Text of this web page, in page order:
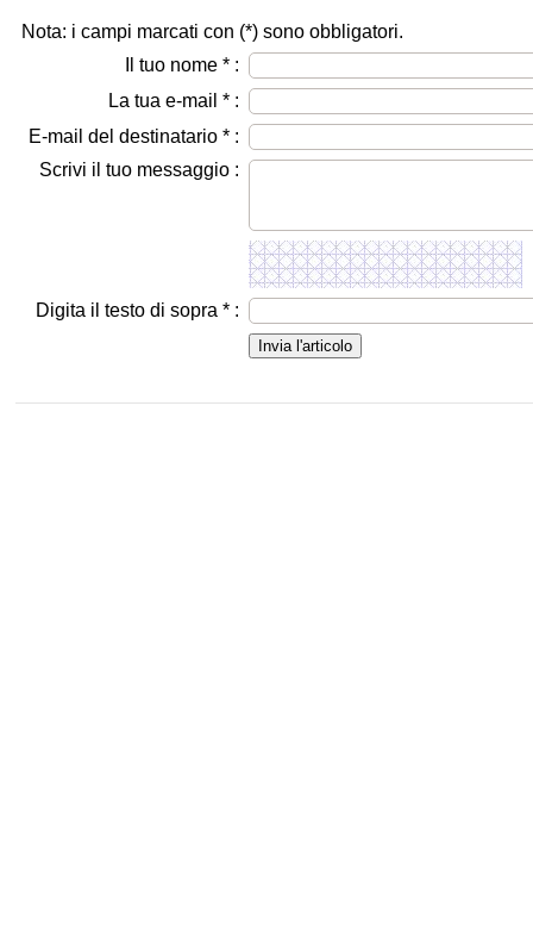
Nota: i campi marcati con (*) sono obbligatori.
Il tuo nome * :
La tua e-mail * :
E-mail del destinatario * :
Scrivi il tuo messaggio :
Digita il testo di sopra * :